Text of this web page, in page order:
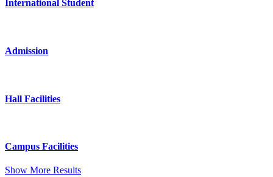
International Student
Admission
Hall Facilities
Campus Facilities
Show More Results